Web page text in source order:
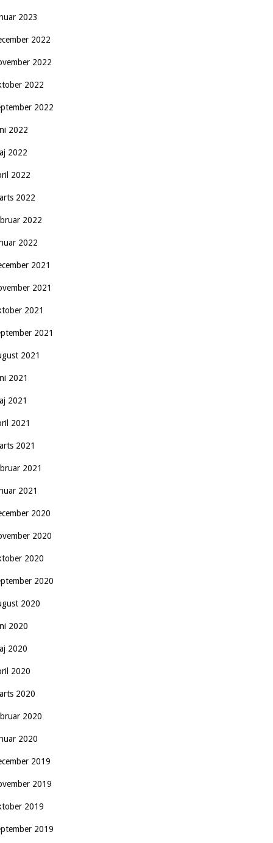
2023
2022
2022
2022
2022
2022
2022
2022
2022
2022
2022
2021
2021
2021
2021
2021
2021
2021
2021
2021
2021
2021
2020
2020
2020
2020
2020
2020
2020
2020
2020
2020
2020
2019
2019
2019
2019